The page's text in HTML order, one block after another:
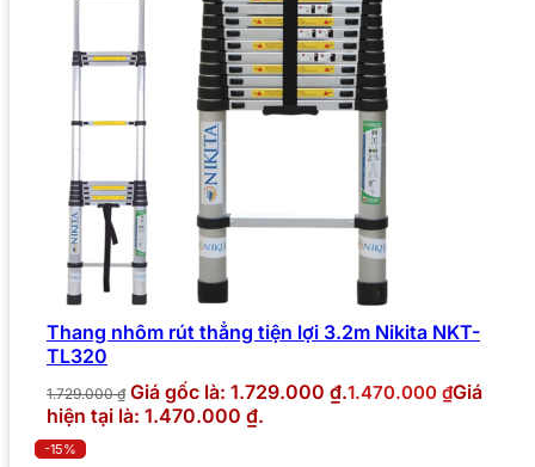
Thang nhôm rút thẳng tiện lợi 3.2m Nikita NKT-
TL320
1.729.000₫ Giá gốc là: 1.729.000 ₫.1.470.000 ₫Giá
hiện tại là: 1.470.000 ₫.
-15%